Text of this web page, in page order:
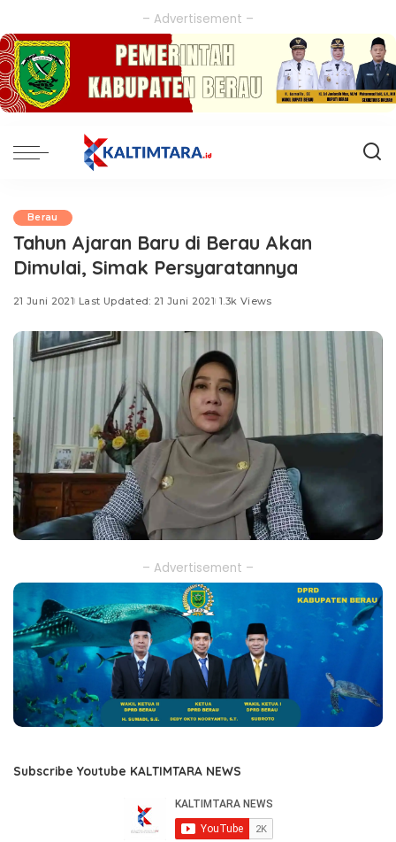
– Advertisement –
Berau
Tahun Ajaran Baru di Berau Akan
Dimulai, Simak Persyaratannya
21 Juni 2021 Last Updated: 21 Juni 2021 1.3k Views
– Advertisement –
Subscribe Youtube KALTIMTARA NEWS